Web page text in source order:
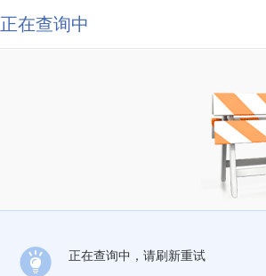
正在查询中
正在查询中，请刷新重试